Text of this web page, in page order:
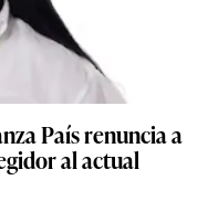
País renuncia a
al actual